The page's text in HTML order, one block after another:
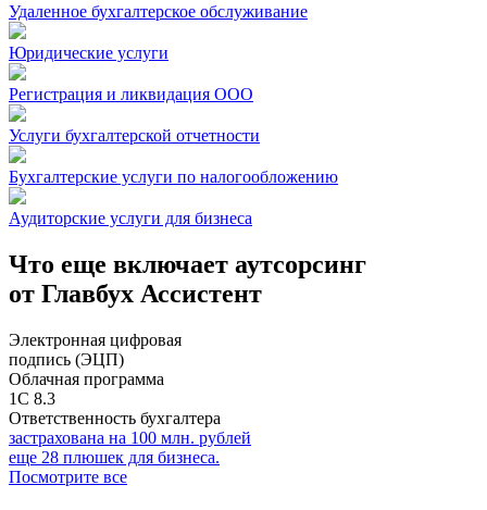
Удаленное бухгалтерское обслуживание
Юридические услуги
Регистрация и ликвидация ООО
Услуги бухгалтерской отчетности
Бухгалтерские услуги по налогообложению
Аудиторские услуги для бизнеса
Что еще включает аутсорсинг
от Главбух Ассистент
Электронная цифровая
подпись (ЭЦП)
Облачная программа
1С 8.3
Ответственность бухгалтера
застрахована на 100 млн. рублей
еще 28 плюшек для бизнеса.
Посмотрите все